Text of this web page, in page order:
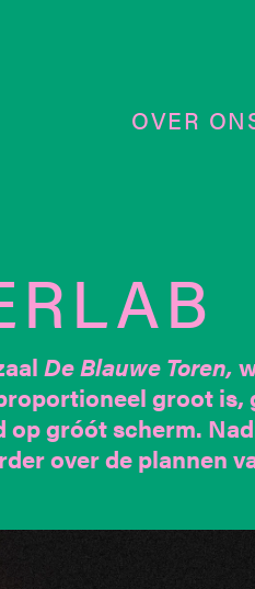
OVER
De Blauwe Toren,
groot is,
op gróót scherm.
over de plannen